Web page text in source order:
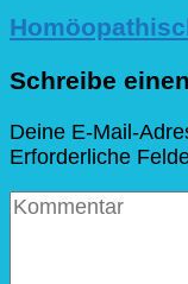
Schreibe
Deine E-Mail-
Erforderliche
Kommentar